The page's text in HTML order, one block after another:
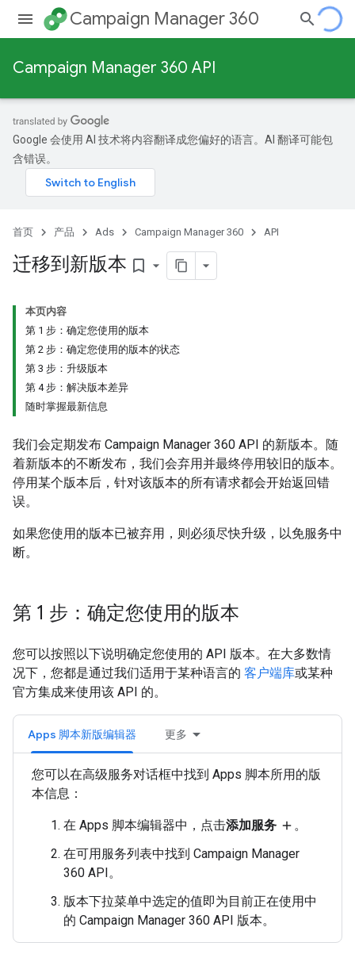
Campaign Manager 360
Campaign Manager 360 API
Google 会使用 AI 技术将内容翻译成您偏好的语言。AI 翻译可能包
含错误。
首页 产品 Ads Campaign Manager 360 API
迁移到新版本 bookmark_border
本页内容
第 1 步：确定您使用的版本
第 2 步：确定您使用的版本的状态
第 3 步：升级版本
第 4 步：解决版本差异
随时掌握最新信息
我们会定期发布 Campaign Manager 360 API 的新版本。随
着新版本的不断发布，我们会弃用并最终停用较旧的版本。
停用某个版本后，针对该版本的所有请求都会开始返回错
误。
如果您使用的版本已被弃用，则必须尽快升级，以免服务中
断。
第 1 步：确定您使用的版本
您可以按照以下说明确定您使用的 API 版本。在大多数情
况下，您都是通过我们适用于某种语言的 客户端库或某种
官方集成来使用该 API 的。
Apps 脚本新版编辑器 更多
您可以在高级服务对话框中找到 Apps 脚本所用的版
本信息：
在 Apps 脚本编辑器中，点击添加服务 add 。
在可用服务列表中找到 Campaign Manager
360 API。
版本下拉菜单中选定的值即为目前正在使用中
的 Campaign Manager 360 API 版本。